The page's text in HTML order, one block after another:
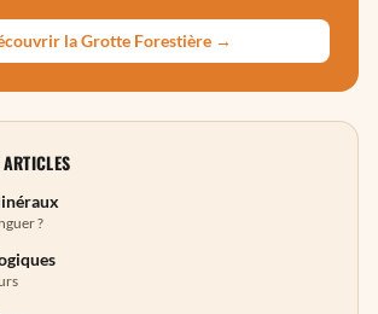
la Grotte Forestière →
?